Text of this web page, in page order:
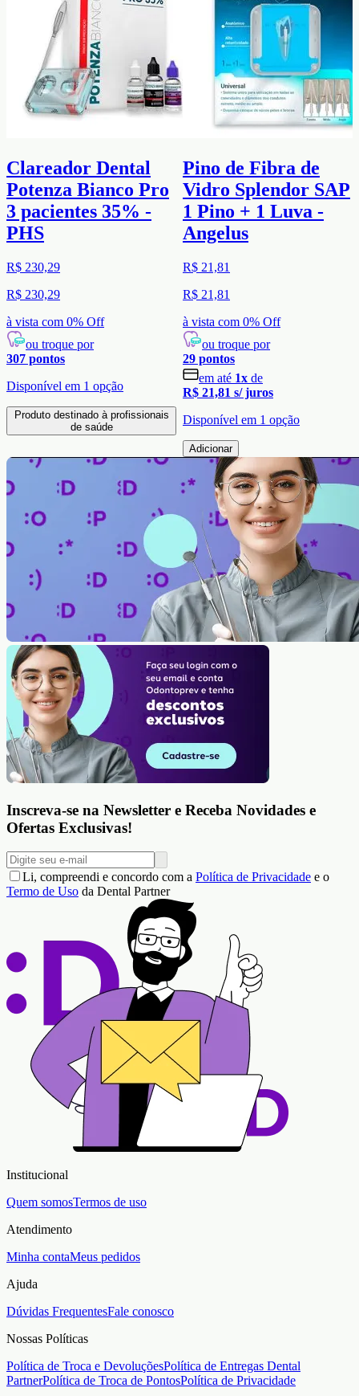
Clareador Dental
Potenza Bianco Pro
3 pacientes 35% -
PHS
R$ 230,29
R$ 230,29
à vista com 0% Off
ou troque por
307 pontos
Disponível em 1 opção
Produto destinado à profissionais
de saúde
Pino de Fibra de
Vidro Splendor SAP
1 Pino + 1 Luva -
Angelus
R$ 21,81
R$ 21,81
à vista com 0% Off
ou troque por
29 pontos
em até 1x de
R$ 21,81 s/ juros
Disponível em 1 opção
Adicionar
Inscreva-se na Newsletter e Receba Novidades e
Ofertas Exclusivas!
Li, compreendi e concordo com a Política de Privacidade e o
Termo de Uso da Dental Partner
Institucional
Quem somosTermos de uso
Atendimento
Minha contaMeus pedidos
Ajuda
Dúvidas FrequentesFale conosco
Nossas Políticas
Política de Troca e DevoluçõesPolítica de Entregas Dental
PartnerPolítica de Troca de PontosPolítica de Privacidade